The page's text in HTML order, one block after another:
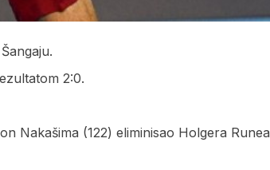
2:0.
Nakašima (122) eliminisao Holgera Runea